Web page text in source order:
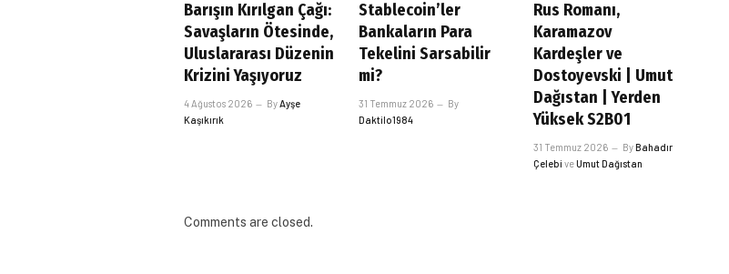
Barışın Kırılgan Çağı:
Savaşların Ötesinde,
Uluslararası Düzenin
Krizini Yaşıyoruz
4 Ağustos 2026 ByAyşe
Kaşıkırık
Stablecoin’ler
Bankaların Para
Tekelini Sarsabilir
mi?
31 Temmuz 2026
By
Daktilo1984
Rus Romanı,
Karamazov
Kardeşler ve
Dostoyevski | Umut
Dağıstan | Yerden
Yüksek S2B01
31 Temmuz 2026 ByBahadır
Çelebi veUmut Dağıstan
Comments are closed.